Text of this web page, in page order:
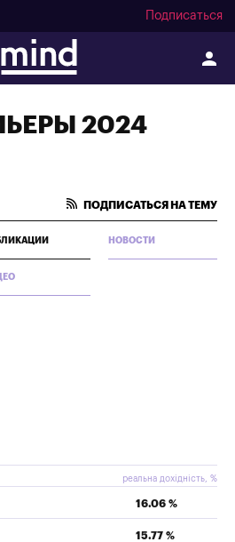
Подписаться
2024
ПОДПИСАТЬСЯ НА ТЕМУ
НОВОСТИ
реальна дохідність, %
16.06 %
15.77 %